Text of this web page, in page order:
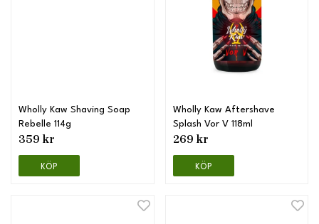
Wholly Kaw Shaving Soap
Rebelle 114g
359 kr
KÖP
Wholly Kaw Aftershave
Splash Vor V 118ml
269 kr
KÖP